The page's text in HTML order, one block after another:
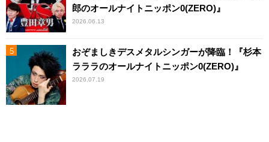
郎のオールナイトニッポン0(ZERO)』
2026.06.13
おぞましきデスメタルシンガーが降臨！『杉本
ラララのオールナイトニッポン0(ZERO)』
2026.07.19